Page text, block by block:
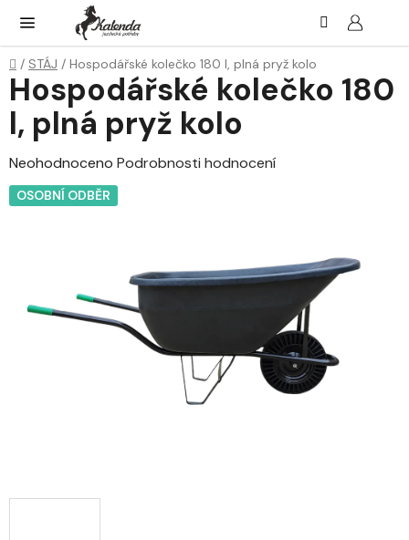
obsah
Domů
/ STÁJ / Hospodářské kolečko 180 l, plná pryž kolo
Hospodářské kolečko 180
l, plná pryž kolo
Průměrné
hodnocení
produktu
Neohodnoceno Podrobnosti hodnocení
OSOBNÍ ODBĚR